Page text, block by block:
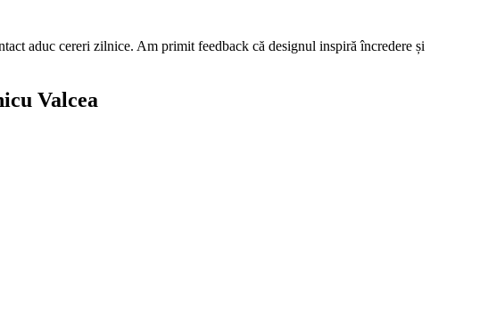
aduc cereri zilnice. Am primit feedback că designul inspiră încredere și
Valcea